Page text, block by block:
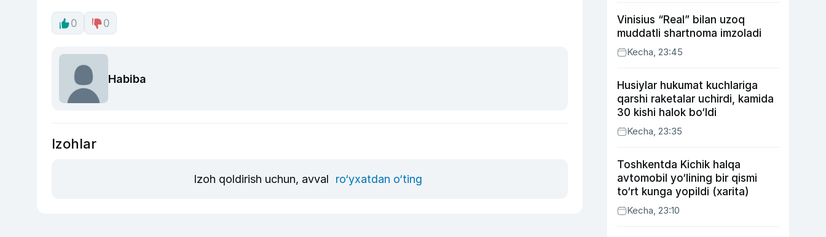
0 0
Habiba
Izohlar
Izoh qoldirish uchun, avval ro‘yxatdan o‘ting
Vinisius “Real” bilan uzoq
muddatli shartnoma imzoladi
Kecha, 23:45
Husiylar hukumat kuchlariga
qarshi raketalar uchirdi, kamida
30 kishi halok bo‘ldi
Kecha, 23:35
Toshkentda Kichik halqa
avtomobil yo‘lining bir qismi
to‘rt kunga yopildi (xarita)
Kecha, 23:10